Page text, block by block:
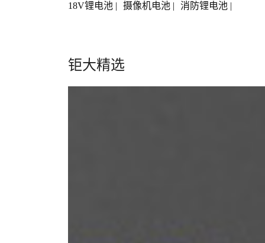
18V锂电池 | 摄像机电池 | 消防锂电池 |
钜大精选